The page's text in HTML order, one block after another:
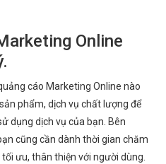
Online
cáo Marketing Online nào
phẩm, dịch vụ chất lượng để
dụng dịch vụ của bạn. Bên
cũng cần dành thời gian chăm
ưu, thân thiện với người dùng.